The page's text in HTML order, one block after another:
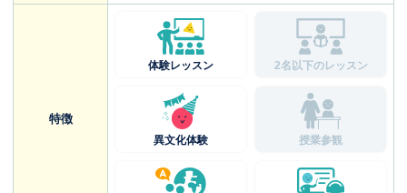
特徴
体験レッスン 2名以下のレッスン
異文化体験 授業参観